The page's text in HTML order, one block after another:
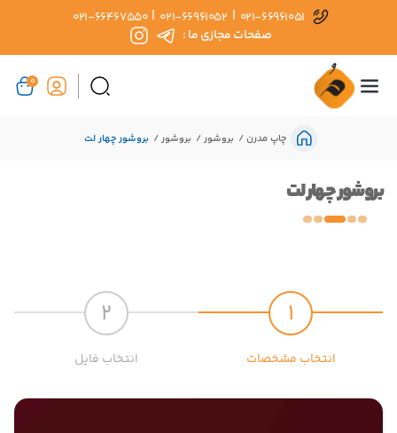
021-66961051
|
021-66961052
|
021-66467550
صفحات مجازی ما :
0
چاپ مدرن بروشور بروشور بروشور چهار لت
بروشور چهار لت
1
انتخاب مشخصات
2
انتخاب فایل